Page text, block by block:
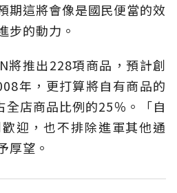
期這將會像是國民便當的效
步的動力。
將推出228項商品，預計創
年，更打算將自有商品的
全店商品比例的25％。「自
迎，也不排除進軍其他通
厚望。